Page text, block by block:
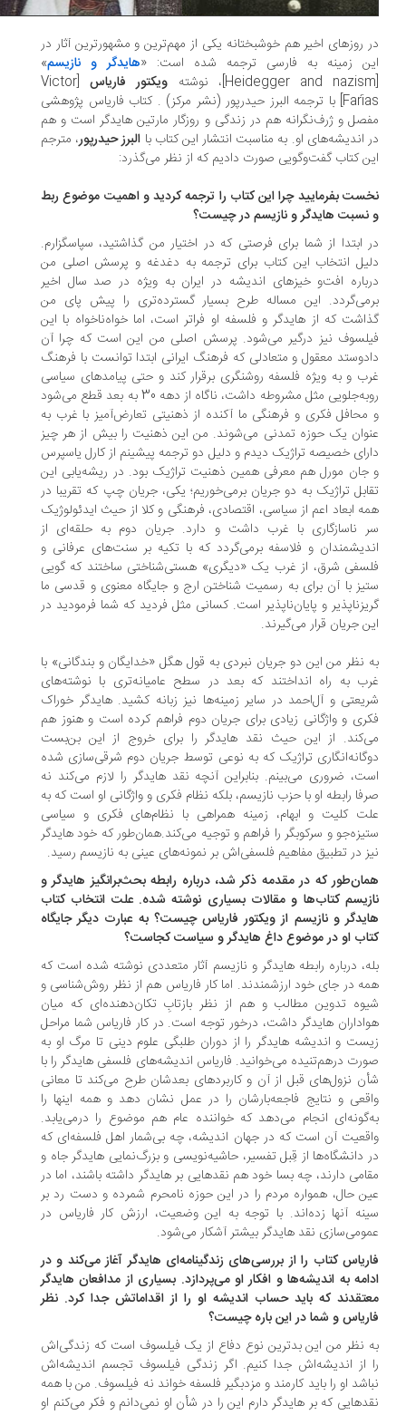
روزهای اخیر هم خوشبختانه یکی از مهم‌ترین و مشهورترین آثار در
زمینه به فارسی ترجمه شده است: «هایدگر و نازیسم »
ویکتور فاریاس
[Victor
Farías] با ترجمه البرز حیدرپور (نشر مرکز) . کتاب فاریاس پژوهشی
و ژرف‌نگرانه هم در زندگی و روزگار مارتین هایدگر است و هم
اندیشه‌های او. به مناسبت انتشار این کتاب باالبرز حیدرپور، مترجم
کتاب گفت‌وگویی صورت دادیم که از نظر می‌گذرد:
بفرمایید چرا این کتاب را ترجمه کردید و اهمیت موضوع ربط
هایدگر و نازیسم در چیست؟
ابتدا از شما برای فرصتی که در اختیار من گذاشتید، سپاسگزارم.
انتخاب این کتاب برای ترجمه به دغدغه و پرسش اصلی من
افت‌‌و خیزهای اندیشه در ایران به ‌ویژه در صد سال اخیر
این مساله طرح بسیار گسترده‌تری را پیش پای من
که از هایدگر و فلسفه او فراتر است، اما خواه‌ناخواه با این
نیز درگیر می‌شود. پرسش اصلی من این است که چرا آن
معقول و متعادلی که فرهنگ ایرانی ابتدا توانست با فرهنگ
و به‌ ویژه فلسفه روشنگری برقرار کند و حتی پیامدهای‌ سیاسی
روبه‌جلویی مثل مشروطه داشت، ناگاه از دهه 30 به بعد قطع می‌شود
فکری و فرهنگی ما آکنده از ذهنیتی تعارض‌آمیز با غرب به
یک حوزه تمدنی می‌شوند. من این ذهنیت را بیش از هر چیز
خصیصه تراژیک دیدم و دلیل دو ترجمه پیشینم از کارل یاسپرس
مورل هم معرفی همین ذهنیت تراژیک بود. در ریشه‌یابی این
تراژیک به دو جریان برمی‌خوریم؛ یکی، جریان چپ که تقریبا در
ابعاد اعم از سیاسی، اقتصادی، فرهنگی و کلا از حیث ایدئولوژیک
ناسازگاری با غرب داشت و دارد. جریان دوم به حلقه‌ای از
و فلاسفه برمی‌گردد که با تکیه بر سنت‌های عرفانی و
شرق، از غرب یک «دیگری» هستی‌شناختی ساختند که گویی
با آن برای به ‌رسمیت‌ شناختن ارج و جایگاه معنوی و قدسی ما
و پایان‌ناپذیر است. کسانی مثل فردید که شما فرمودید در
جریان قرار می‌گیرند.
نظر من این دو جریان نبردی به قول هگل «خدایگان و بندگانی» با
به راه انداختند که بعد در سطح عامیانه‌تری با نوشته‌های
و آل‌احمد در سایر زمینه‌ها نیز زبانه کشید. هایدگر خوراک
و واژگانی زیادی برای جریان دوم فراهم کرده است و هنوز هم
از این حیث نقد هایدگر را برای خروج از این بن‌بست
تراژیک که به ‌نوعی توسط جریان دوم شرقی‌سازی شده
ضروری می‌بینم. بنابراین آنچه نقد هایدگر را لازم می‌کند نه
رابطه او با حزب نازیسم، بلکه نظام فکری و واژگانی او است که به
کلیت و ابهام، زمینه همراهی با نظام‌های فکری و سیاسی
و سرکوبگر را فراهم و توجیه می‌کند.همان‌طور که خود هایدگر
در تطبیق مفاهیم فلسفی‌اش بر نمونه‌ها‌ی عینی به نازیسم رسید.
که در مقدمه ذکر شد، درباره رابطه بحث‌برانگیز هایدگر و
کتاب‌ها و مقالات بسیاری نوشته شده. علت انتخاب کتاب
و نازیسم از ویکتور فاریاس چیست؟ به عبارت دیگر جایگاه
او در موضوع داغ هایدگر و سیاست کجاست؟
درباره رابطه هایدگر و نازیسم آثار متعددی نوشته شده است که
در جای خود ارزشمندند. اما کار فاریاس هم از نظر روش‌شناسی و
تدوین مطالب و هم از نظر بازتابِ تکان‌دهنده‌ای که میان
هایدگر داشت، درخور توجه است. در کار فاریاس شما مراحل
و اندیشه هایدگر را از دوران طلبگی علوم دینی تا مرگ او به
درهم‌تنیده می‌خوانید. فاریاس اندیشه‌های فلسفی هایدگر را با
نزول‌های قبل از آن و کاربردهای بعد‌شان طرح می‌کند تا معانی
و نتایج فاجعه‌بارشان را در عمل نشان دهد و همه اینها را
انجام می‌دهد که خواننده عام هم موضوع را درمی‌یابد.
آن است که در جهان اندیشه، چه بی‌شمار اهل فلسفه‌ای که
دانشگاه‌ها از قِبل تفسیر، حاشیه‌نویسی و بزرگ‌نمایی هایدگر جاه و
دارند، چه ‌بسا خود هم نقدهایی بر هایدگر داشته باشند، اما در
حال، همواره مردم را در این حوزه نامحرم شمرده‌ و دست رد بر
آنها زده‌اند. با توجه به این وضعیت، ارزش کار فاریاس در
نقد هایدگر بیشتر آشکار می‌شود.
کتاب را از بررسی‌های زندگینامه‌ای هایدگر آغاز می‌کند و در
به اندیشه‌ها و افکار او می‌پردازد. بسیاری از مدافعان هایدگر
که باید حساب اندیشه او را از اقداماتش جدا کرد. نظر
و شما در این باره چیست؟
نظر من این بدترین نوع دفاع از یک فیلسوف است که زندگی‌اش
از اندیشه‌اش جدا کنیم. اگر زندگی فیلسوف تجسم اندیشه‌اش
او را باید کارمند و مزد‌بگیر فلسفه خواند نه فیلسوف. من با همه
که بر هایدگر دارم این را در شأن او نمی‌دانم و فکر می‌کنم او